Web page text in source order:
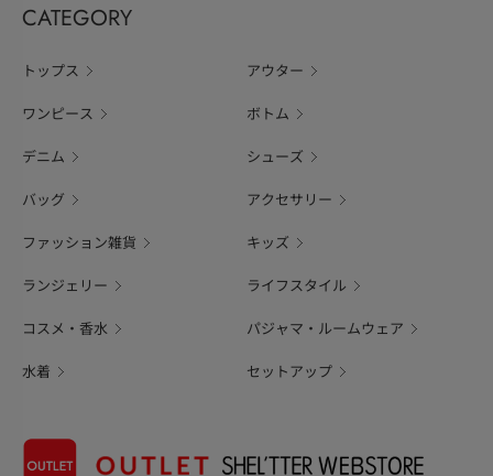
CATEGORY
トップス アウター
ワンピース ボトム
デニム シューズ
バッグ アクセサリー
ファッション雑貨 キッズ
ランジェリー ライフスタイル
コスメ・香水 パジャマ・ルームウェア
水着 セットアップ